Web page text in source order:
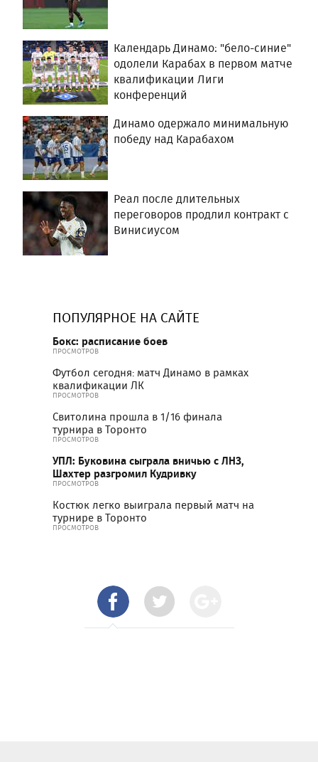
Календарь Динамо: "бело-синие"
одолели Карабах в первом матче
квалификации Лиги
конференций
Динамо одержало минимальную
победу над Карабахом
Реал после длительных
переговоров продлил контракт с
Винисиусом
ПОПУЛЯРНОЕ НА САЙТЕ
Бокс: расписание боев
ПРОСМОТРОВ
Футбол сегодня: матч Динамо в рамках
квалификации ЛК
ПРОСМОТРОВ
Свитолина прошла в 1/16 финала
турнира в Торонто
ПРОСМОТРОВ
УПЛ: Буковина сыграла вничью с ЛНЗ,
Шахтер разгромил Кудривку
ПРОСМОТРОВ
Костюк легко выиграла первый матч на
турнире в Торонто
ПРОСМОТРОВ